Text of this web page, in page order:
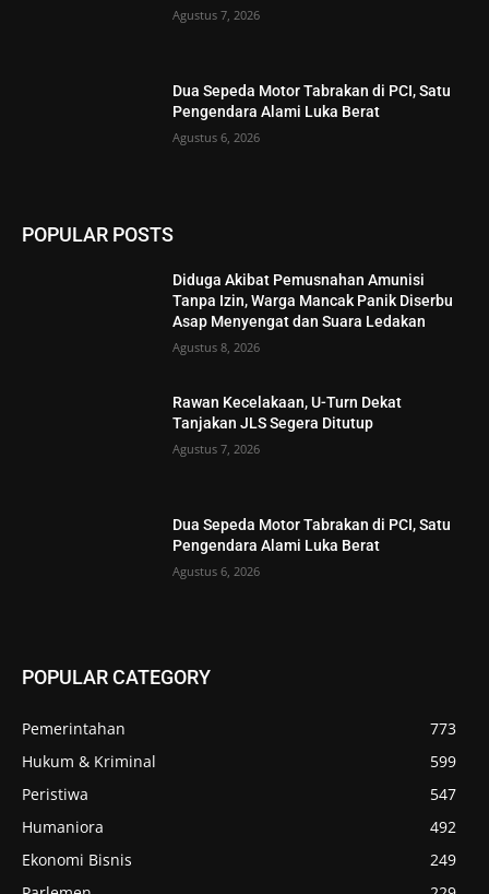
Agustus 7, 2026
Dua Sepeda Motor Tabrakan di PCI, Satu
Pengendara Alami Luka Berat
Agustus 6, 2026
POPULAR POSTS
Diduga Akibat Pemusnahan Amunisi
Tanpa Izin, Warga Mancak Panik Diserbu
Asap Menyengat dan Suara Ledakan
Agustus 8, 2026
Rawan Kecelakaan, U-Turn Dekat
Tanjakan JLS Segera Ditutup
Agustus 7, 2026
Dua Sepeda Motor Tabrakan di PCI, Satu
Pengendara Alami Luka Berat
Agustus 6, 2026
POPULAR CATEGORY
Pemerintahan
773
Hukum & Kriminal
599
Peristiwa
547
Humaniora
492
Ekonomi Bisnis
249